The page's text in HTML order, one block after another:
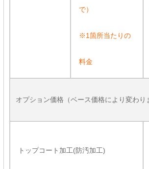
で）
※1箇所当たりの
料金
オプション価格（ベース価格により変わり
トップコート加工(防汚加工)